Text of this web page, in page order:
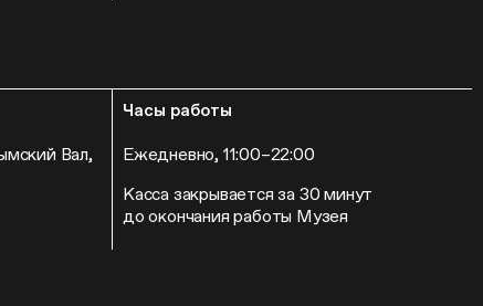
Вал,
Часы работы
Ежедневно, 11:00–22:00
Касса закрывается за 30 минут
до окончания работы Музея